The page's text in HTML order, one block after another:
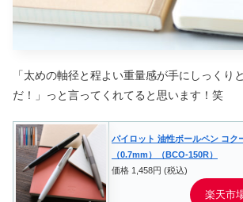
「太めの軸径と程よい重量感が手にしっくり
だ！」っと言ってくれてると思います！笑
パイロット 油性ボールペン コク
（0.7mm）（BCO-150R）
価格 1,458円 (税込)
楽天市